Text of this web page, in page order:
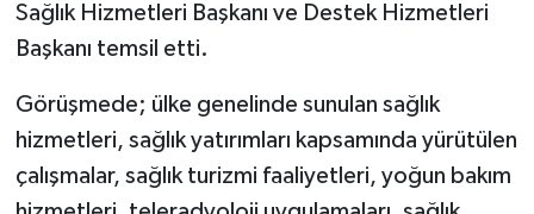
Sağlık Hizmetleri Başkanı ve Destek Hizmetleri
Başkanı temsil etti.
Görüşmede; ülke genelinde sunulan sağlık
hizmetleri, sağlık yatırımları kapsamında yürütülen
çalışmalar, sağlık turizmi faaliyetleri, yoğun bakım